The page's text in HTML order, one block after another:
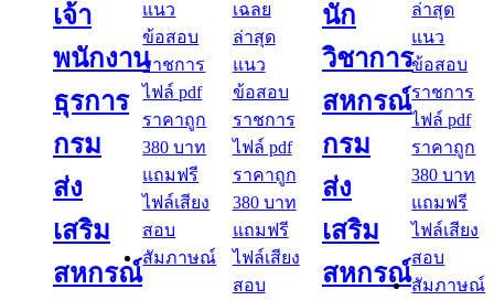
เจ้า
พนักงาน
ธุรการ
กรม
ส่ง
เสริม
สหกรณ์
นัก
วิชาการ
สหกรณ์
กรม
ส่ง
เสริม
สหกรณ์